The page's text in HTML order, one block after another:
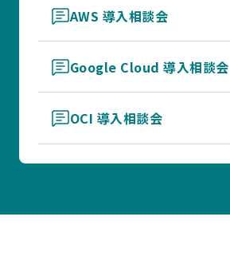
AWS 導入相談会
Google Cloud 導入相談会
OCI 導入相談会